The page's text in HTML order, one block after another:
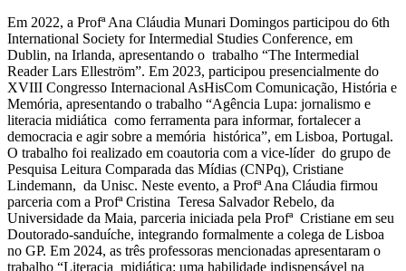
Em 2022, a Profª Ana Cláudia Munari Domingos participou do 6th
International Society for Intermedial Studies Conference, em
Dublin, na Irlanda, apresentando o trabalho “The Intermedial
Reader Lars Elleström”. Em 2023, participou presencialmente do
XVIII Congresso Internacional AsHisCom Comunicação, História e
Memória, apresentando o trabalho “Agência Lupa: jornalismo e
literacia midiática como ferramenta para informar, fortalecer a
democracia e agir sobre a memória histórica”, em Lisboa, Portugal.
O trabalho foi realizado em coautoria com a vice-líder do grupo de
Pesquisa Leitura Comparada das Mídias (CNPq), Cristiane
Lindemann, da Unisc. Neste evento, a Profª Ana Cláudia firmou
parceria com a Profª Cristina Teresa Salvador Rebelo, da
Universidade da Maia, parceria iniciada pela Profª Cristiane em seu
Doutorado-sanduíche, integrando formalmente a colega de Lisboa
no GP. Em 2024, as três professoras mencionadas apresentaram o
trabalho “Literacia midiática: uma habilidade indispensável na